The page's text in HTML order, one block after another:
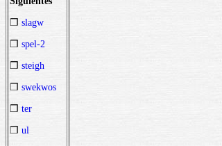
❒ slagw
❒ spel-2
❒ steigh
❒ swekwos
❒ ter
❒ ul